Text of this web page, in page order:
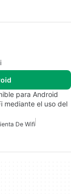
para Android
mediante el uso del
De Wifi